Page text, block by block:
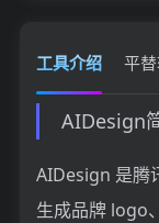
工具介绍 平
AIDesign
AIDesign 是腾
生成品牌 logo